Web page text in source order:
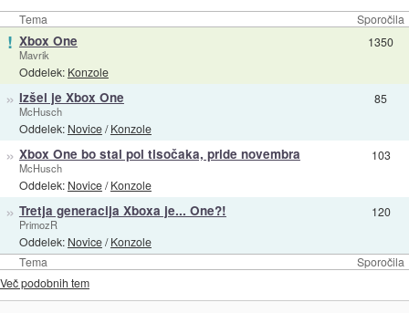
Tema Sporočila
Tema Sporočila
! Xbox One
Mavrik
Oddelek: Konzole
1350
» Izšel je Xbox One
McHusch
Oddelek: Novice/Konzole
85
» Xbox One bo stal pol tisočaka, pride novembra
McHusch
Oddelek: Novice/Konzole
103
» Tretja generacija Xboxa je... One?!
PrimozR
Oddelek: Novice/Konzole
120
Več podobnih tem